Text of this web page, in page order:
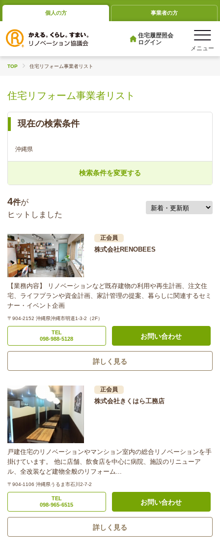
個人の方 事業者の方
住宅履歴照会
ログイン
TOP 住宅リフォーム事業者リスト
住宅リフォーム事業者リスト
現在の検索条件
沖縄県
検索条件を変更する
4件が
ヒットしました
正会員
株式会社RENOBEES
【業務内容】 リノベーションなど既存建物の利用や再生計画、注文住
宅、ライフプランや資金計画、家計管理の提案、暮らしに関連するセミ
ナー・イベント企画
〒904-2152 沖縄県沖縄市明道1-3-2（2F）
TEL
098-988-5128
お問い合わせ
詳しく見る
正会員
株式会社きくはら工務店
戸建住宅のリノベーションやマンション室内の総合リノベーションを手
掛けています。 他に店舗、飲食店を中心に病院、施設のリニューア
ル、全改装など建物全般のリフォーム...
〒904-1106 沖縄県うるま市石川2-7-2
TEL
098-965-6515
お問い合わせ
詳しく見る